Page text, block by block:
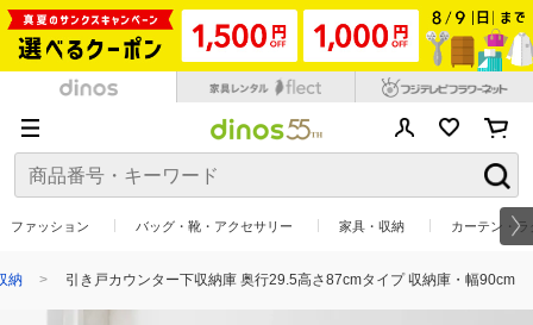
ファッション バッグ・靴・アクセサリー 家具・収納 カーテン・
納 引き戸カウンター下収納庫 奥行29.5高さ87cmタイプ 収納庫・幅90cm